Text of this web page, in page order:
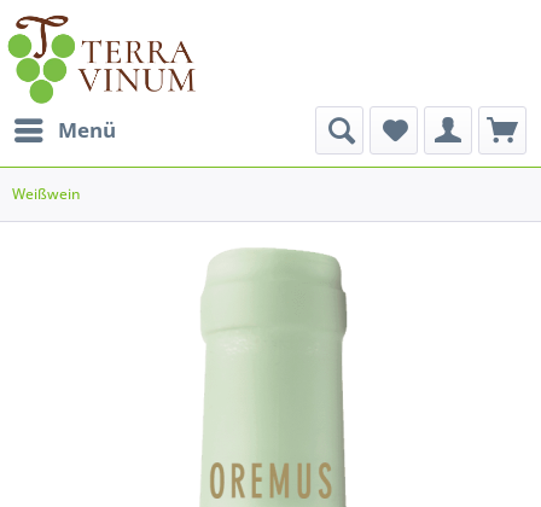
Menü
Weißwein